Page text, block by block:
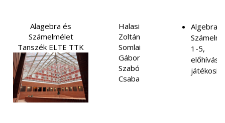
Alagebra és
Számelmélet
Tanszék ELTE TTK
Halasi
Zoltán
Somlai
Gábor
Szabó
Csaba
Algebra
1-5,
előhívás,